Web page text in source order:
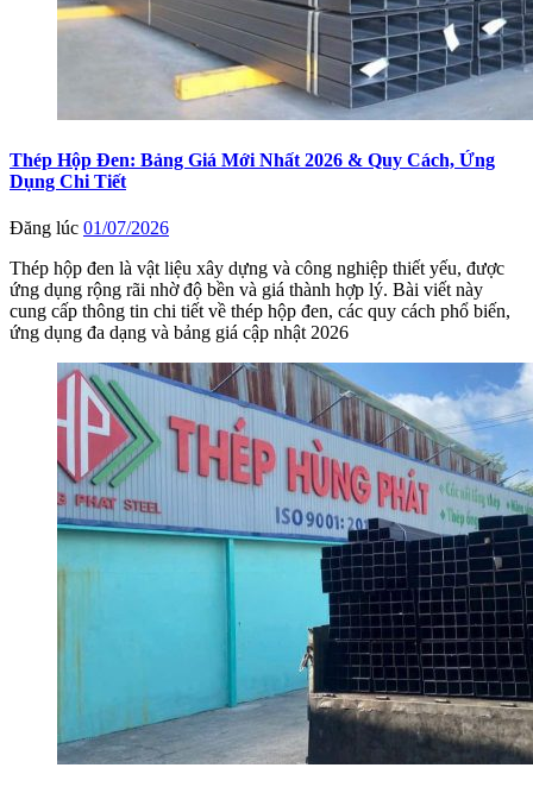
Thép Hộp Đen: Bảng Giá Mới Nhất 2026 & Quy Cách, Ứng
Dụng Chi Tiết
Đăng lúc 01/07/2026
Thép hộp đen là vật liệu xây dựng và công nghiệp thiết yếu, được
ứng dụng rộng rãi nhờ độ bền và giá thành hợp lý. Bài viết này
cung cấp thông tin chi tiết về thép hộp đen, các quy cách phổ biến,
ứng dụng đa dạng và bảng giá cập nhật 2026